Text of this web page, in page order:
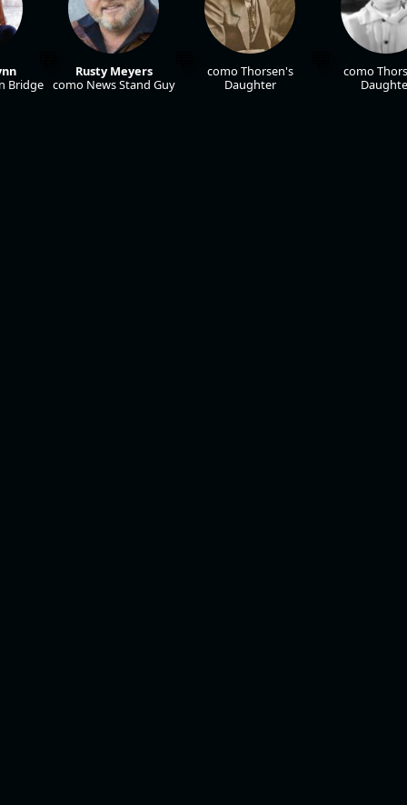
Bridge
Rusty Meyers
como News Stand Guy
como Thorsen's
Daughter
como